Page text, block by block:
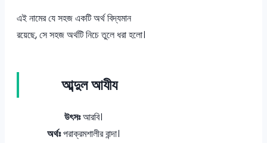
এই নামের যে সহজ একটি অর্থ বিদ্যমান
রয়েছে, সে সহজ অর্থটি নিচে তুলে ধরা হলো।
আব্দুল আযীয
উৎসঃআরবি।
অর্থঃপরাক্রমশালীর বান্দা।